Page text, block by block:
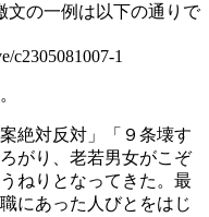
文の一例は以下の通りで
c2305081007-1
絶対反対」「９条壊す
がり、老若男女がこぞ
ねりとなってきた。最
にあった人びとをはじ